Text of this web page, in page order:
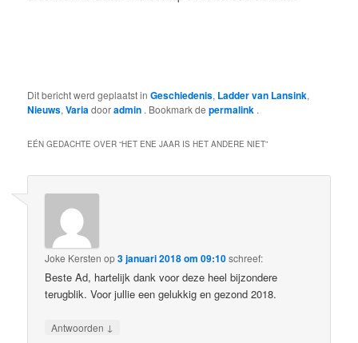
Dit bericht werd geplaatst inGeschiedenis, Ladder van Lansink,
Nieuws,Variadooradmin . Bookmark depermalink .
EÉN GEDACHTE OVER “HET ENE JAAR IS HET ANDERE NIET”
Joke Kersten op3 januari 2018 om 09:10schreef:
Beste Ad, hartelijk dank voor deze heel bijzondere
terugblik. Voor jullie een gelukkig en gezond 2018.
Antwoorden ↓